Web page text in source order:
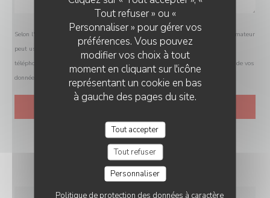
Tout refuser » ou «
Personnaliser » pour gérer vos
préférences. Vous pouvez
modifier vos choix à tout
moment en cliquant sur l'icône
représentant un cookie en bas
à gauche des pages du site.
Tout accepter
Tout refuser
Personnaliser
Politique de protection des données à caractère
Selon l'article L.223-2 du code de la consommation, il est rappelé que le consommateur
peut user de son droit à s'inscrire sur la liste d'opposition au démarchage
téléphonique Bloctel :
bloctel.gouv.fr
. Pour plus d'informations sur le traitement de vos
données, consultez notre
politique de confidentialité .